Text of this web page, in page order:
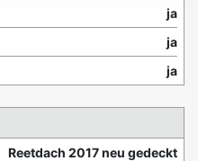
ja
ja
ja
Reetdach 2017 neu gedeckt